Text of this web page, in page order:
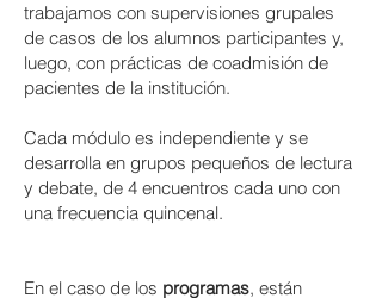
trabajamos con supervisiones grupales
de casos de los alumnos participantes y,
luego, con prácticas de coadmisión de
pacientes de la institución.
Cada módulo es independiente y se
desarrolla en grupos pequeños de lectura
y debate, de 4 encuentros cada uno con
una frecuencia quincenal.
En el caso de los programas, están